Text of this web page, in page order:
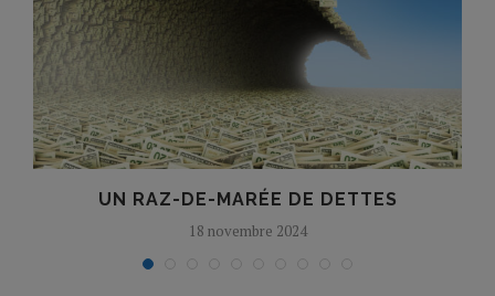
UN RAZ-DE-MARÉE DE DETTES
18 novembre 2024